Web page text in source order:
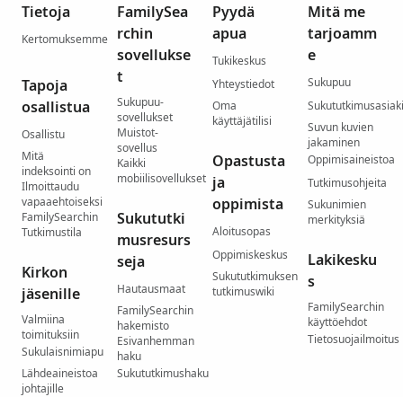
Tietoja
Kertomuksemme
Tapoja
osallistua
Osallistu
Mitä
indeksointi on
Ilmoittaudu
vapaaehtoiseksi
FamilySearchin
Tutkimustila
Kirkon
jäsenille
Valmiina
toimituksiin
Sukulaisnimiapu
Lähdeaineistoa
johtajille
FamilySea
rchin
sovellukse
t
Sukupuu-
sovellukset
Muistot-
sovellus
Kaikki
mobiilisovellukset
Sukututki
musresurs
seja
Hautausmaat
FamilySearchin
hakemisto
Esivanhemman
haku
Sukututkimushaku
Pyydä
apua
Tukikeskus
Yhteystiedot
Oma
käyttäjätilisi
Opastusta
ja
oppimista
Aloitusopas
Oppimiskeskus
Sukututkimuksen
tutkimuswiki
Mitä me
tarjoamm
e
Sukupuu
Suvun kuvien
jakaminen
Oppimisaineistoa
Tutkimusohjeita
Sukunimien
merkityksiä
Lakikesku
s
FamilySearchin
käyttöehdot
Tietosuojailmoitus